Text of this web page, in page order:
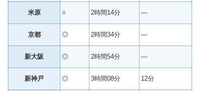
米原 ○ 2時間14分 —
京都 ◎ 2時間34分 —
新大阪 ◎ 2時間54分 —
新神戸 ◎ 3時間08分 12分